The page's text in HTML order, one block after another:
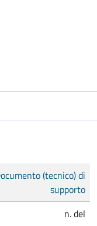
(tecnico) di
supporto
n. del